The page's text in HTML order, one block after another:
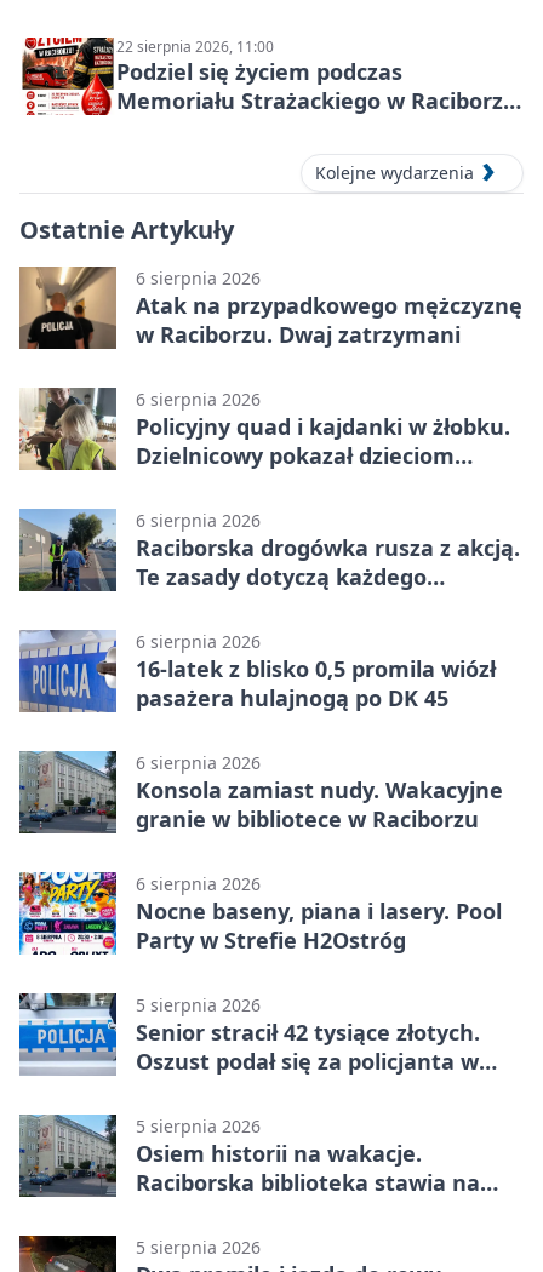
22 sierpnia 2026, 11:00
Podziel się życiem podczas
Memoriału Strażackiego w Raciborzu
Kolejne wydarzenia
Ostatnie Artykuły
6 sierpnia 2026
Atak na przypadkowego mężczyznę
w Raciborzu. Dwaj zatrzymani
6 sierpnia 2026
Policyjny quad i kajdanki w żłobku.
Dzielnicowy pokazał dzieciom
6 sierpnia 2026
Raciborska drogówka rusza z akcją.
Te zasady dotyczą każdego
6 sierpnia 2026
16-latek z blisko 0,5 promila wiózł
pasażera hulajnogą po DK 45
6 sierpnia 2026
Konsola zamiast nudy. Wakacyjne
granie w bibliotece w Raciborzu
6 sierpnia 2026
Nocne baseny, piana i lasery. Pool
Party w Strefie H2Ostróg
5 sierpnia 2026
Senior stracił 42 tysiące złotych.
Oszust podał się za policjanta w
5 sierpnia 2026
Osiem historii na wakacje.
Raciborska biblioteka stawia na
5 sierpnia 2026